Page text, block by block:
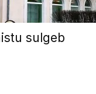
sulgeb